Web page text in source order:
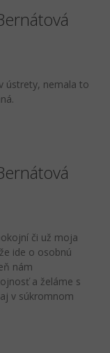
ústrety, nemala to
či už moja
ide o osobnú
nám
a želáme s
v súkromnom